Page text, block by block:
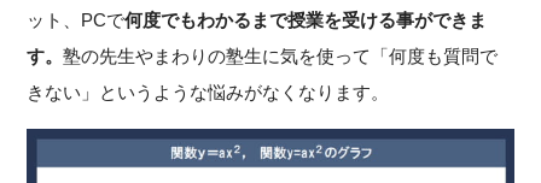
ット、PCで何度でもわかるまで授業を受ける事ができま
す。塾の先生やまわりの塾生に気を使って「何度も質問で
きない」というような悩みがなくなります。